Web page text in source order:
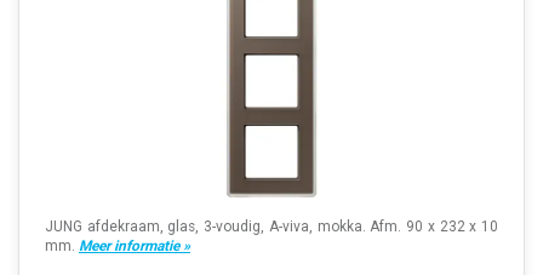
JUNG afdekraam, glas, 3-voudig, A-viva, mokka. Afm. 90 x 232 x 10
mm. Meer informatie »